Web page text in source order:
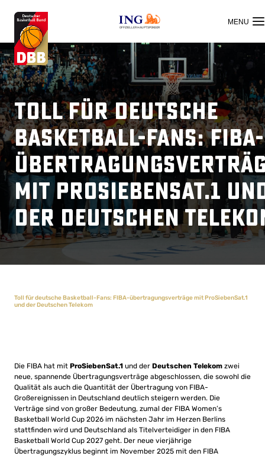
OFFIZIELLER HAUPTSPONSOR
Toll für deutsche
Basketball-Fans: FIBA-
mit ProSiebenSat.1
der Deutschen
Toll für deutsche Basketball-Fans: FIBA-übertragungsverträge mit ProSiebenSat.1
und der Deutschen Telekom
Die FIBA hat mit ProSiebenSat.1 und der Deutschen Telekom zwei
neue, spannende Übertragungsverträge abgeschlossen, die sowohl die
Qualität als auch die Quantität der Übertragung von FIBA-
Großereignissen in Deutschland deutlich steigern werden. Die
Verträge sind von großer Bedeutung, zumal der FIBA Women’s
Basketball World Cup 2026 im nächsten Jahr im Herzen Berlins
stattfinden wird und Deutschland als Titelverteidiger in den FIBA
Basketball World Cup 2027 geht. Der neue vierjährige
Übertragungszyklus beginnt im November 2025 mit den FIBA